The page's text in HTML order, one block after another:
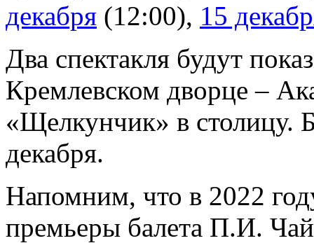
декабря (12:00), 15
Два спектакля будут
Кремлевском дворце –
«Щелкунчик» в столицу.
декабря.
Напомним, что в 2022
премьеры балета П.И.